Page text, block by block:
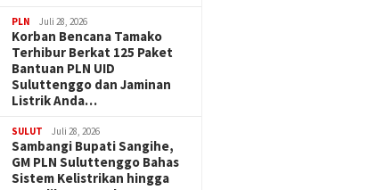
PLN Juli 28, 2026
Korban Bencana Tamako
Terhibur Berkat 125 Paket
Bantuan PLN UID
Suluttenggo dan Jaminan
Listrik Anda…
SULUT Juli 28, 2026
Sambangi Bupati Sangihe,
GM PLN Suluttenggo Bahas
Sistem Kelistrikan hingga